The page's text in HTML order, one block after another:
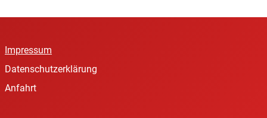
Impressum
Datenschutzerklärung
Anfahrt